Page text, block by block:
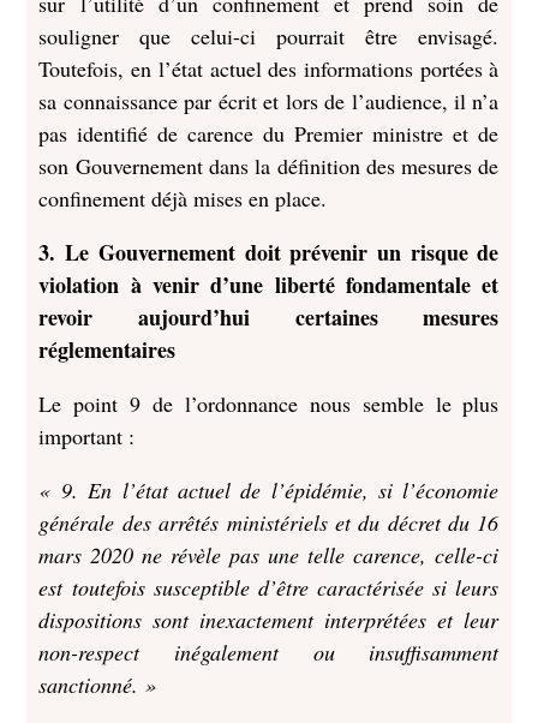
souligner que celui-ci pourrait être envisagé.
Toutefois, en l’état actuel des informations portées à
sa connaissance par écrit et lors de l’audience, il n’a
pas identifié de carence du Premier ministre et de
son Gouvernement dans la définition des mesures de
confinement déjà mises en place.
3. Le Gouvernement doit prévenir un risque de
violation à venir d’une liberté fondamentale et
revoir aujourd’hui certaines mesures
réglementaires
Le point 9 de l’ordonnance nous semble le plus
important :
« 9. En l’état actuel de l’épidémie, si l’économie
générale des arrêtés ministériels et du décret du 16
mars 2020 ne révèle pas une telle carence, celle-ci
est toutefois susceptible d’être caractérisée si leurs
dispositions sont inexactement interprétées et leur
non-respect inégalement ou insuffisamment
sanctionné. »